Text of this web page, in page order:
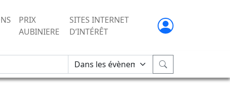
PRIX
AUBINIERE
SITES INTERNET
D’INTÉRÊT